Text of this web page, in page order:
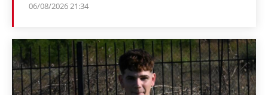
06/08/2026 21:34